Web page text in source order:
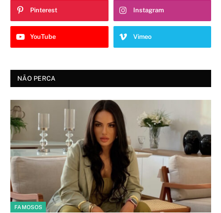
Pinterest Instagram
YouTube Vimeo
NÃO PERCA
FAMOSOS